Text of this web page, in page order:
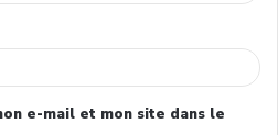
e-mail et mon site dans le